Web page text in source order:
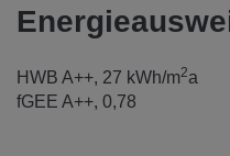
HWB A++, 27 kWh/m2a
fGEE A++, 0,78